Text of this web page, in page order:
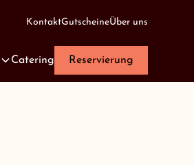
KontaktGutscheineÜber uns
Catering Reservierung